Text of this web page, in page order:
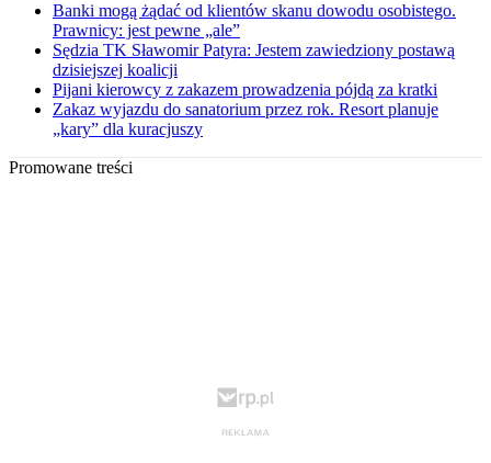
Banki mogą żądać od klientów skanu dowodu osobistego.
Prawnicy: jest pewne „ale”
Sędzia TK Sławomir Patyra: Jestem zawiedziony postawą
dzisiejszej koalicji
Pijani kierowcy z zakazem prowadzenia pójdą za kratki
Zakaz wyjazdu do sanatorium przez rok. Resort planuje
„kary” dla kuracjuszy
Promowane treści